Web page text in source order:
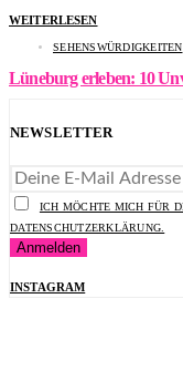
NEWSLETTER
ICH MÖCHTE MICH FÜR
DATENSCHUTZERKLÄRUNG.
INSTAGRAM
WEITERLESEN
SEHENSWÜRDIGKEITEN
Lüneburg erleben: 10